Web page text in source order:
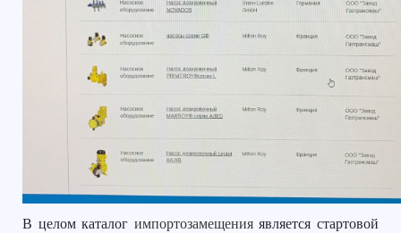
В целом каталог импортозамещенияявляется стартовой